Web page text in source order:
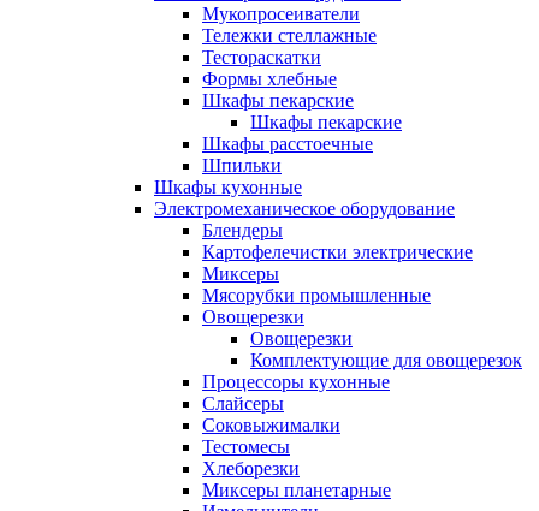
Мукопросеиватели
Тележки стеллажные
Тестораскатки
Формы хлебные
Шкафы пекарские
Шкафы пекарские
Шкафы расстоечные
Шпильки
Шкафы кухонные
Электромеханическое оборудование
Блендеры
Картофелечистки электрические
Миксеры
Мясорубки промышленные
Овощерезки
Овощерезки
Комплектующие для овощерезок
Процессоры кухонные
Слайсеры
Соковыжималки
Тестомесы
Хлеборезки
Миксеры планетарные